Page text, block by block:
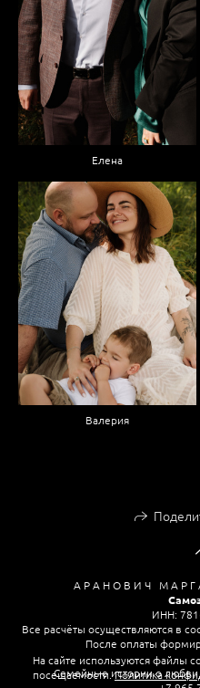
Елена
Валерия
А Р А Н О В И Ч М А Р Г
ИНН:
Все расчёты осуществляются в
После оплаты
Семейные истории о
На сайте используются файлы
посещаемости.Политика